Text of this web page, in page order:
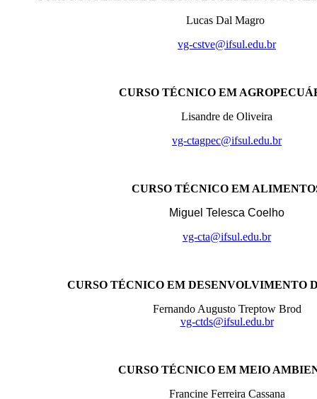
Lucas Dal Magro
vg-cstve@ifsul.edu.br
CURSO TÉCNICO EM
Lisandre de Oliveira
vg-ctagpec@ifsul.edu.br
CURSO TÉCNICO EM
Miguel Telesca Coelho
vg-cta@ifsul.edu.br
CURSO TÉCNICO EM DESENVOLVIMENTO
Fernando Augusto Treptow Brod
vg-ctds@ifsul.edu.br
CURSO TÉCNICO EM MEIO
Francine Ferreira Cassana